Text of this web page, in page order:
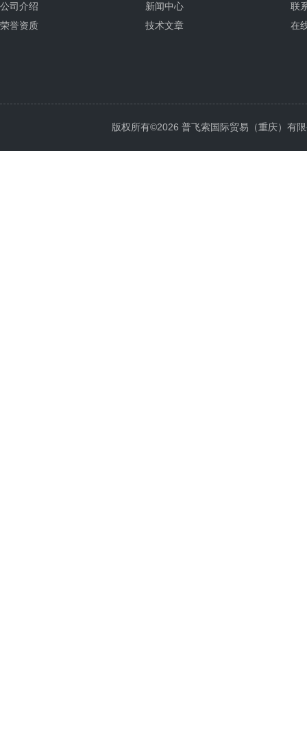
公司介绍
荣誉资质
新闻中心
技术文章
联
在
版权所有©2026 普飞索国际贸易（重庆）有